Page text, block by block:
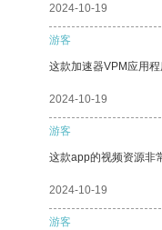
2024-10-19
游客
这款加速器VPM应用
2024-10-19
游客
这款app的视频资源非
2024-10-19
游客